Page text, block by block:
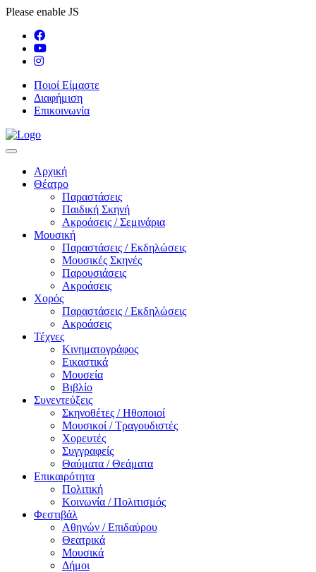
Please enable JS
Ποιοί Είμαστε
Διαφήμιση
Επικοινωνία
Αρχική
Θέατρο
Παραστάσεις
Παιδική Σκηνή
Ακροάσεις / Σεμινάρια
Μουσική
Παραστάσεις / Εκδηλώσεις
Μουσικές Σκηνές
Παρουσιάσεις
Ακροάσεις
Χορός
Παραστάσεις / Εκδηλώσεις
Ακροάσεις
Τέχνες
Κινηματογράφος
Εικαστικά
Μουσεία
Βιβλίο
Συνεντεύξεις
Σκηνοθέτες / Ηθοποιοί
Μουσικοί / Τραγουδιστές
Χορευτές
Συγγραφείς
Θαύματα / Θεάματα
Επικαιρότητα
Πολιτική
Κοινωνία / Πολιτισμός
Φεστιβάλ
Αθηνών / Επιδαύρου
Θεατρικά
Μουσικά
Δήμοι